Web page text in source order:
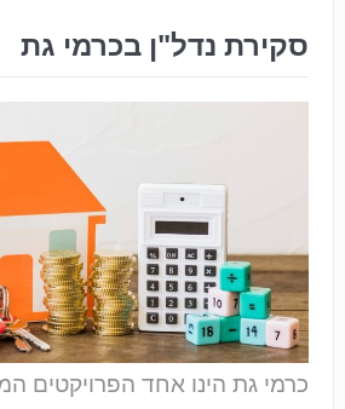
סקירת נדל"ן בכרמי גת
כרמי גת הינו אחד הפרויקטים